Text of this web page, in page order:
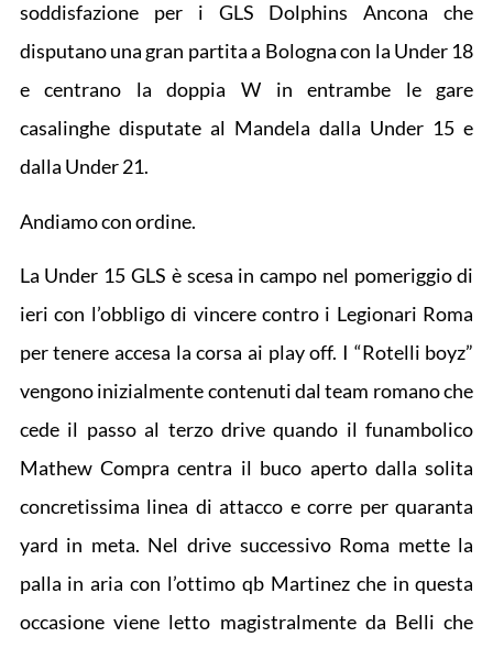
soddisfazione per i GLS Dolphins Ancona che
disputano una gran partita a Bologna con la Under 18
e centrano la doppia W in entrambe le gare
casalinghe disputate al Mandela dalla Under 15 e
dalla Under 21.
Andiamo con ordine.
La Under 15 GLS è scesa in campo nel pomeriggio di
ieri con l’obbligo di vincere contro i Legionari Roma
per tenere accesa la corsa ai play off. I “Rotelli boyz”
vengono inizialmente contenuti dal team romano che
cede il passo al terzo drive quando il funambolico
Mathew Compra centra il buco aperto dalla solita
concretissima linea di attacco e corre per quaranta
yard in meta. Nel drive successivo Roma mette la
palla in aria con l’ottimo qb Martinez che in questa
occasione viene letto magistralmente da Belli che